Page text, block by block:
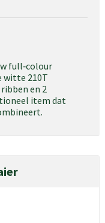
full‑colour
witte 210T
en 2
item dat